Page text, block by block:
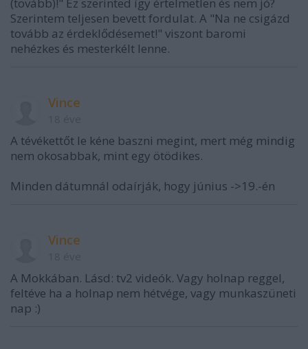
Szerintem teljesen bevett fordulat. A "Na ne csigázd
tovább az érdeklődésemet!" viszont baromi
nehézkes és mesterkélt lenne.
Vince
A tévékettőt le kéne baszni megint, mert még mindig
nem okosabbak, mint egy ötödikes.
Minden dátumnál odaírják, hogy június ->19.-én
Vince
A Mokkában. Lásd: tv2 videók. Vagy holnap reggel,
feltéve ha a holnap nem hétvége, vagy munkaszüneti
nap :)